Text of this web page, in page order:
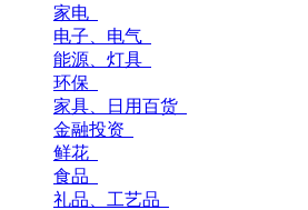
家电
电子、电气
能源、灯具
环保
家具、日用百货
金融投资
鲜花
食品
礼品、工艺品